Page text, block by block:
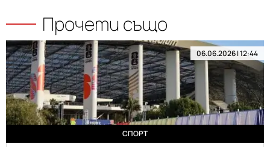
Прочети също
06.06.2026 | 12:44
СПОРТ